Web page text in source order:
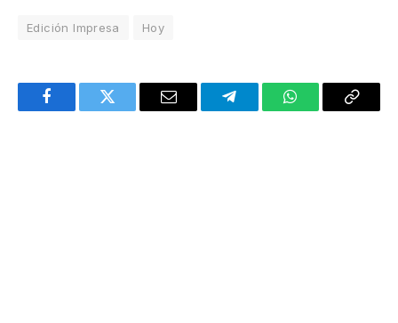
Edición Impresa Hoy
FacebookTwitter Email TelegramWhatsAppCopy